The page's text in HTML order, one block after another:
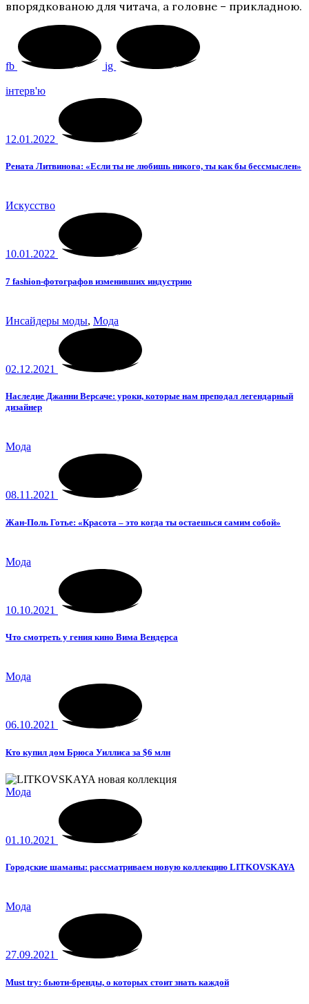
впорядкованою для читача, а головне – прикладною.
fb ig
інтерв'ю
12.01.2022
Рената Литвинова: «Если ты не любишь никого, ты как бы бессмыслен»
Искусство
10.01.2022
7 fashion-фотографов изменивших индустрию
Инсайдеры моды, Мода
02.12.2021
Наследие Джанни Версаче: уроки, которые нам преподал легендарный
дизайнер
Мода
08.11.2021
Жан-Поль Готье: «Красота – это когда ты остаешься самим собой»
Мода
10.10.2021
Что смотреть у гения кино Вима Вендерса
Мода
06.10.2021
Кто купил дом Брюса Уиллиса за $6 млн
Мода
01.10.2021
Городские шаманы: рассматриваем новую коллекцию LITKOVSKAYA
Мода
27.09.2021
Must try: бьюти-бренды, о которых стоит знать каждой